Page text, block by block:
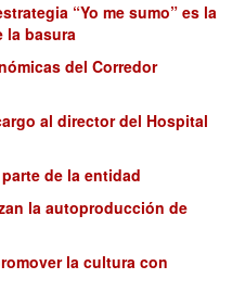
“Yo me sumo” es la
la basura
del Corredor
al director del Hospital
de la entidad
la autoproducción de
la cultura con